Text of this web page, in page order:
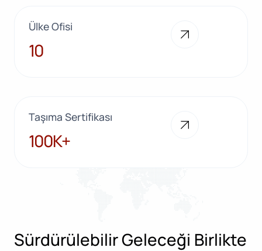
Ülke Ofisi
10
10
Taşıma Sertifikası
100K+
100K+
Sürdürülebilir Geleceği Birlikte